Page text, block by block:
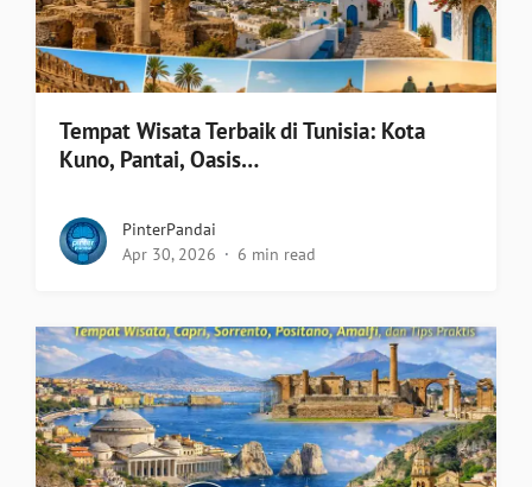
Tempat Wisata Terbaik di Tunisia: Kota
Kuno, Pantai, Oasis…
PinterPandai
Apr 30, 2026
6 min read